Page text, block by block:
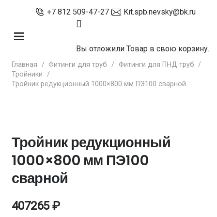
+7 812 509-47-27 Kit.spb.nevsky@bk.ru
Вы отложилиТовар в свою корзину.
Главная / Фитинги для труб / Фитинги для ПНД труб /
Тройники /
Тройник редукционный 1000×800 мм ПЭ100 сварной
Тройник редукционный
1000×800 мм ПЭ100
сварной
407265₽